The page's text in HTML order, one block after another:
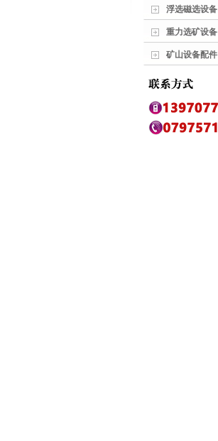
浮选磁选设备
重力选矿设备
矿山设备配件